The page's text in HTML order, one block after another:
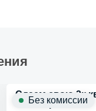
Сдаем свою 2к
новостройке
Без комиссии